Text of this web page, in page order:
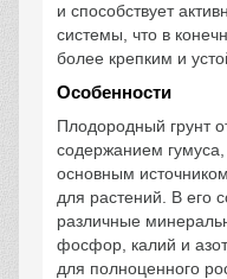
и способствует
системы, что в
более крепким и
Особенности
Плодородный грунт
содержанием
основным
для растений. В его
различные
фосфор, калий и
для полноценного